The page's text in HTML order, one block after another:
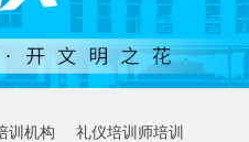
训机构 礼仪培训师培训